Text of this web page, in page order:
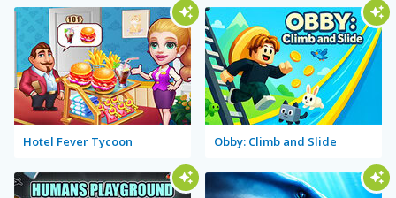
Hotel Fever Tycoon Obby: Climb and Slide